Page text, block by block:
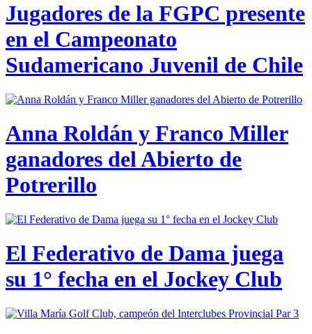
Jugadores de la FGPC presente
en el Campeonato
Sudamericano Juvenil de Chile
Anna Roldán y Franco Miller
ganadores del Abierto de
Potrerillo
El Federativo de Dama juega
su 1° fecha en el Jockey Club